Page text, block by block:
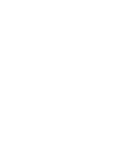
over de geschiedenis